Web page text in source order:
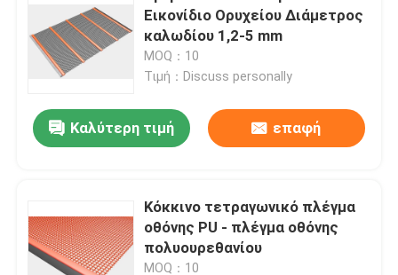
Επικοινωνήστε μαζί μας
Υποθέσεις
Επεκταθε'ν πλέγμα καλωδίων μετάλλων
Διατρυπημένο πλέγμα καλωδίων μετάλλων
Εικονίδιο Ορυχείου Διάμετρος
καλωδίου 1,2-5 mm
MOQ：10
Τιμή：Discuss personally
Καλύτερη τιμή επαφή
Κόκκινο τετραγωνικό πλέγμα
οθόνης PU - πλέγμα οθόνης
πολυουρεθανίου
MOQ：10